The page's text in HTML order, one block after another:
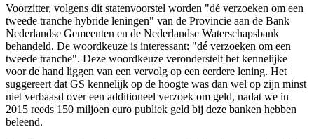
Voorzitter, volgens dit statenvoorstel worden "dé verzoeken om een
tweede tranche hybride leningen" van de Provincie aan de Bank
Nederlandse Gemeenten en de Nederlandse Waterschapsbank
behandeld. De woordkeuze is interessant: "dé verzoeken om een
tweede tranche". Deze woordkeuze veronderstelt het kennelijke
voor de hand liggen van een vervolg op een eerdere lening. Het
suggereert dat GS kennelijk op de hoogte was dan wel op zijn minst
niet verbaasd over een additioneel verzoek om geld, nadat we in
2015 reeds 150 miljoen euro publiek geld bij deze banken hebben
beleend.